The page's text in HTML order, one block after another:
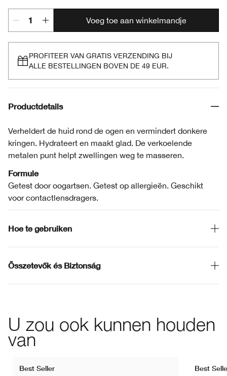
Voeg toe aan winkelmandje
PROFITEER VAN GRATIS VERZENDING BIJ
ALLE BESTELLINGEN BOVEN DE 49 EUR.
Productdetails
Verheldert de huid rond de ogen en vermindert donkere
kringen. Hydrateert en maakt glad. De verkoelende
metalen punt helpt zwellingen weg te masseren.
Formule
Getest door oogartsen. Getest op allergieën. Geschikt
voor contactlensdragers.
Hoe te gebruiken
Összetevők és Biztonság
U zou ook kunnen houden
van
Best Seller Best